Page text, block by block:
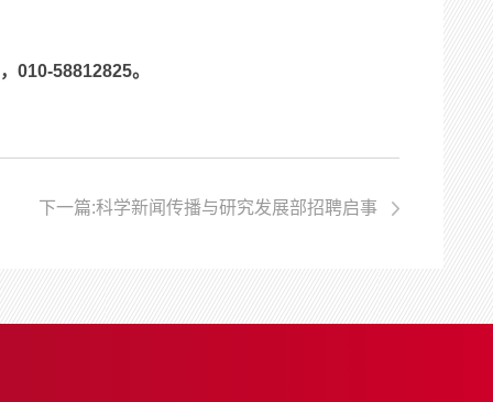
010-58812825。
下一篇:科学新闻传播与研究发展部招聘启事